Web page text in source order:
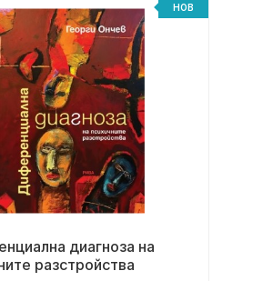
НОВ
диагноза на
разстройства